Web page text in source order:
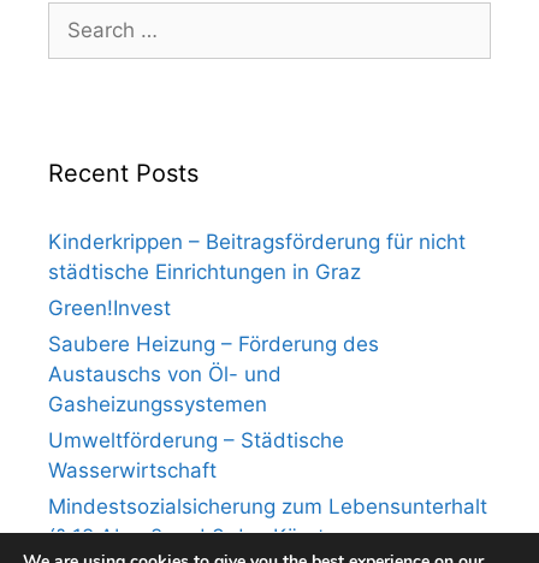
Search
for:
Recent Posts
Kinderkrippen – Beitragsförderung für nicht
städtische Einrichtungen in Graz
Green!Invest
Saubere Heizung – Förderung des
Austauschs von Öl- und
Gasheizungssystemen
Umweltförderung – Städtische
Wasserwirtschaft
Mindestsozialsicherung zum Lebensunterhalt
(§ 12 Abs. 2 und 3 des Kärntner